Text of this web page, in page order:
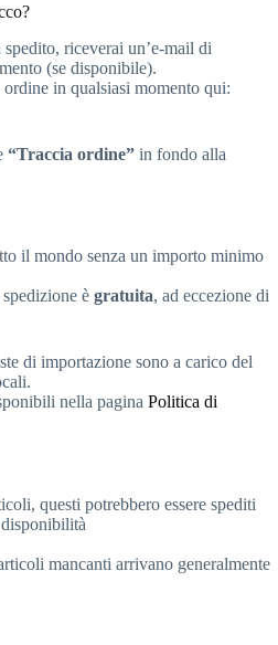
riceverai un’e-mail di
(se disponibile).
in qualsiasi momento qui:
“Traccia ordine” in fondo alla
il mondo senza un importo minimo
è gratuita, ad eccezione di
di importazione sono a carico del
nella pagina Politica di
questi potrebbero essere spediti
disponibilità
mancanti arrivano generalmente